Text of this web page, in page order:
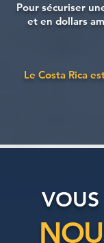
Pour sécuriser
et en dollars
Le Costa Rica